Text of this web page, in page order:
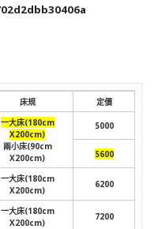
床規 定價
一大床(180cm
X200cm)
兩小床(90cm
X200cm)
5000
5600
一大床(180cm
X200cm)
6200
一大床(180cm
X200cm)
7200